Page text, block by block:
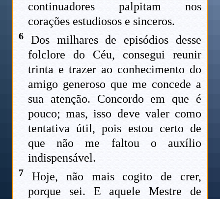
continuadores palpitam nos
corações estudiosos e sinceros.
6 Dos milhares de episódios desse
folclore do Céu, consegui reunir
trinta e trazer ao conhecimento do
amigo generoso que me concede a
sua atenção. Concordo em que é
pouco; mas, isso deve valer como
tentativa útil, pois estou certo de
que não me faltou o auxílio
indispensável.
7 Hoje, não mais cogito de crer,
porque sei. E aquele Mestre de